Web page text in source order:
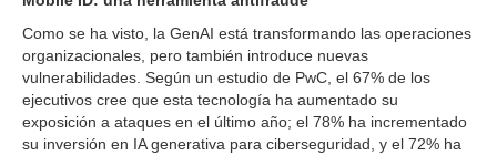
Como se ha visto, la GenAI está transformando las operaciones
organizacionales, pero también introduce nuevas
vulnerabilidades. Según un estudio de PwC, el 67% de los
ejecutivos cree que esta tecnología ha aumentado su
exposición a ataques en el último año; el 78% ha incrementado
su inversión en IA generativa para ciberseguridad, y el 72% ha